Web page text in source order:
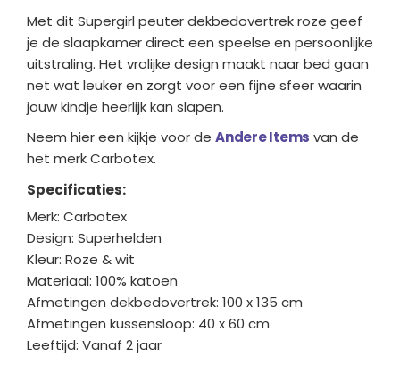
Met dit Supergirl peuter dekbedovertrek roze geef
je de slaapkamer direct een speelse en persoonlijke
uitstraling. Het vrolijke design maakt naar bed gaan
net wat leuker en zorgt voor een fijne sfeer waarin
jouw kindje heerlijk kan slapen.
Neem hier een kijkje voor de Andere Items van de
het merk Carbotex.
Specificaties:
Merk: Carbotex
Design: Superhelden
Kleur: Roze & wit
Materiaal: 100% katoen
Afmetingen dekbedovertrek: 100 x 135 cm
Afmetingen kussensloop: 40 x 60 cm
Leeftijd: Vanaf 2 jaar